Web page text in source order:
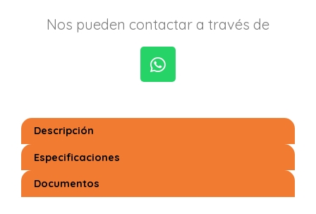
Nos pueden contactar a través de
W
a
Descripción
Especificaciones
Documentos